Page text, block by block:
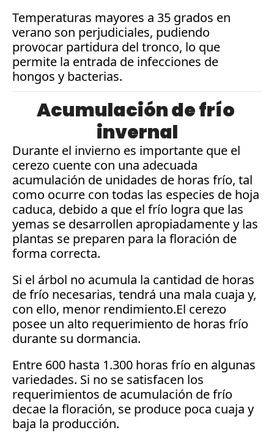
Temperaturas mayores a 35 grados en
verano son perjudiciales, pudiendo
provocar partidura del tronco, lo que
permite la entrada de infecciones de
hongos y bacterias.
Acumulación de frío
invernal
Durante el invierno es importante que el
cerezo cuente con una adecuada
acumulación de unidades de horas frío, tal
como ocurre con todas las especies de hoja
caduca, debido a que el frío logra que las
yemas se desarrollen apropiadamente y las
plantas se preparen para la floración de
forma correcta.
Si el árbol no acumula la cantidad de horas
de frío necesarias, tendrá una mala cuaja y,
con ello, menor rendimiento.El cerezo
posee un alto requerimiento de horas frío
durante su dormancia.
Entre 600 hasta 1.300 horas frío en algunas
variedades. Si no se satisfacen los
requerimientos de acumulación de frío
decae la floración, se produce poca cuaja y
baja la producción.